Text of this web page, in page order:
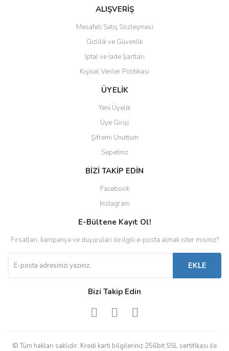
ALIŞVERİŞ
Mesafeli Satış Sözleşmesi
Gizlilik ve Güvenlik
İptal ve İade Şartları
Kişisel Veriler Politikası
ÜYELİK
Yeni Üyelik
Üye Girişi
Şifremi Unuttum
Sepetiniz
BİZİ TAKİP EDİN
Facebook
Instagram
E-Bültene Kayıt Ol!
Fırsatları, kampanya ve duyuruları ile ilgili e-posta almak ister misiniz?
EKLE
Bizi Takip Edin
© Tüm hakları saklıdır. Kredi kartı bilgileriniz 256bit SSL sertifikası ile